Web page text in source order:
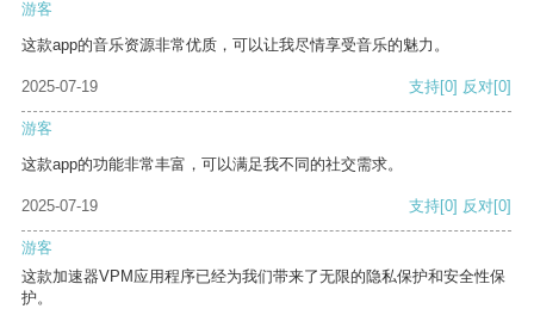
游客
这款app的音乐资源非常优质，可以让我尽情享受音乐的魅力。
2025-07-19 支持[0] 反对[0]
游客
这款app的功能非常丰富，可以满足我不同的社交需求。
2025-07-19 支持[0] 反对[0]
游客
这款加速器VPM应用程序已经为我们带来了无限的隐私保护和安全性保
护。